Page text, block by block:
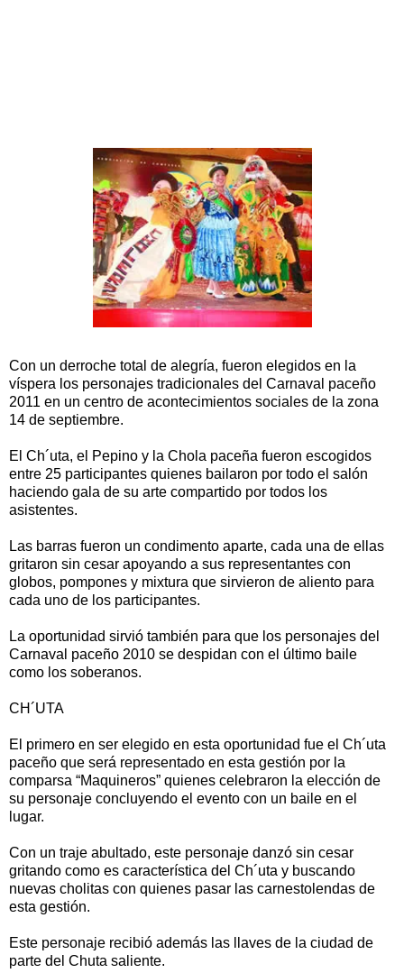
Con un derroche total de alegría, fueron elegidos en la
víspera los personajes tradicionales del Carnaval paceño
2011 en un centro de acontecimientos sociales de la zona
14 de septiembre.
El Ch´uta, el Pepino y la Chola paceña fueron escogidos
entre 25 participantes quienes bailaron por todo el salón
haciendo gala de su arte compartido por todos los
asistentes.
Las barras fueron un condimento aparte, cada una de ellas
gritaron sin cesar apoyando a sus representantes con
globos, pompones y mixtura que sirvieron de aliento para
cada uno de los participantes.
La oportunidad sirvió también para que los personajes del
Carnaval paceño 2010 se despidan con el último baile
como los soberanos.
CH´UTA
El primero en ser elegido en esta oportunidad fue el Ch´uta
paceño que será representado en esta gestión por la
comparsa “Maquineros” quienes celebraron la elección de
su personaje concluyendo el evento con un baile en el
lugar.
Con un traje abultado, este personaje danzó sin cesar
gritando como es característica del Ch´uta y buscando
nuevas cholitas con quienes pasar las carnestolendas de
esta gestión.
Este personaje recibió además las llaves de la ciudad de
parte del Chuta saliente.